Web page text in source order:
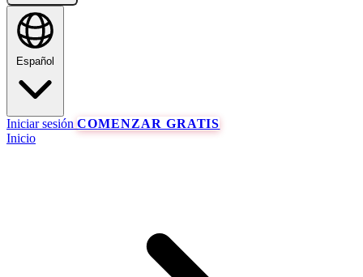
Español
Iniciar sesión COMENZAR GRATIS
Inicio